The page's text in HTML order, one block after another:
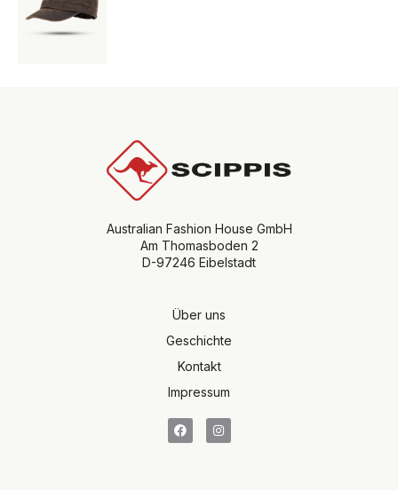
Australian Fashion House GmbH
Am Thomasboden 2
D-97246 Eibelstadt
Über uns
Geschichte
Kontakt
Impressum